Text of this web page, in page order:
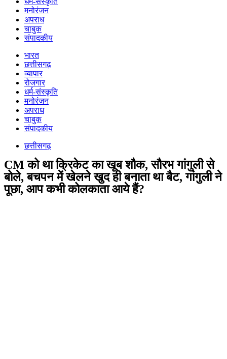
मनोरंजन
अपराध
चाबुक
संपादकीय
भारत
छत्तीसगढ़
व्यापार
रोजगार
धर्म-संस्कृति
मनोरंजन
अपराध
चाबुक
संपादकीय
छत्तीसगढ़
CM को था क्रिकेट का खूब शौक, सौरभ गांगुली से
बोले, बचपन में खेलने खुद ही बनाता था बैट, गांंगुली ने
पूछा, आप कभी कोलकाता आये हैं?